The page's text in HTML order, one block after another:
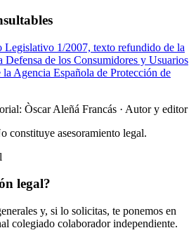
Legislativo 1/2007, texto refundido de la
Defensa de los Consumidores y Usuarios
la Agencia Española de Protección de
Òscar Aleñá Francás · Autor y editor
constituye asesoramiento legal.
legal?
y, si lo solicitas, te ponemos en
colegiado colaborador independiente.